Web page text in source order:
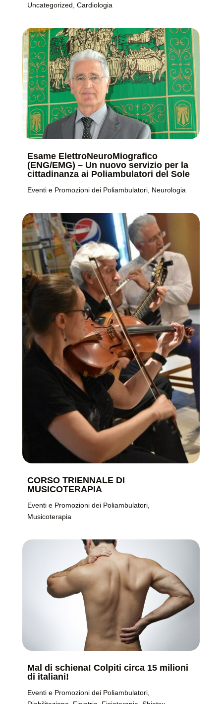
Uncategorized Cardiologia
Esame ElettroNeuroMiografico
(ENG/EMG) – Un nuovo servizio per la
cittadinanza ai Poliambulatori del Sole
Eventi e Promozioni dei Poliambulatori, Neurologia
CORSO TRIENNALE DI
MUSICOTERAPIA
Eventi e Promozioni dei Poliambulatori,
Musicoterapia
Mal di schiena! Colpiti circa 15 milioni
di italiani!
Eventi e Promozioni dei Poliambulatori,